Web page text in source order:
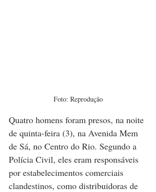
Foto: Reprodução
Quatro homens foram presos, na noite
de quinta-feira (3), na Avenida Mem
de Sá, no Centro do Rio. Segundo a
Polícia Civil, eles eram responsáveis
por estabelecimentos comerciais
clandestinos, como distribuidoras de